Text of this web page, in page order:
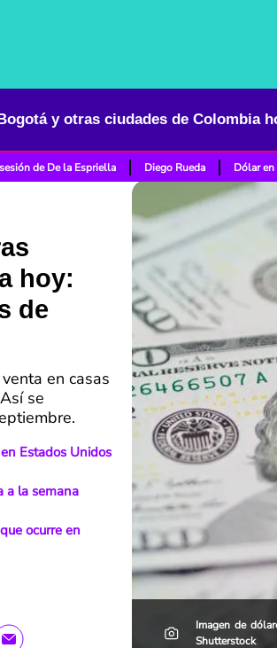
y otras ciudades de Colombia
de De la Espriella Diego Rueda Dólar
hoy:
de
en casas
se
Estados Unidos
a la semana
ocurre en
Imagen de
Shutterstock